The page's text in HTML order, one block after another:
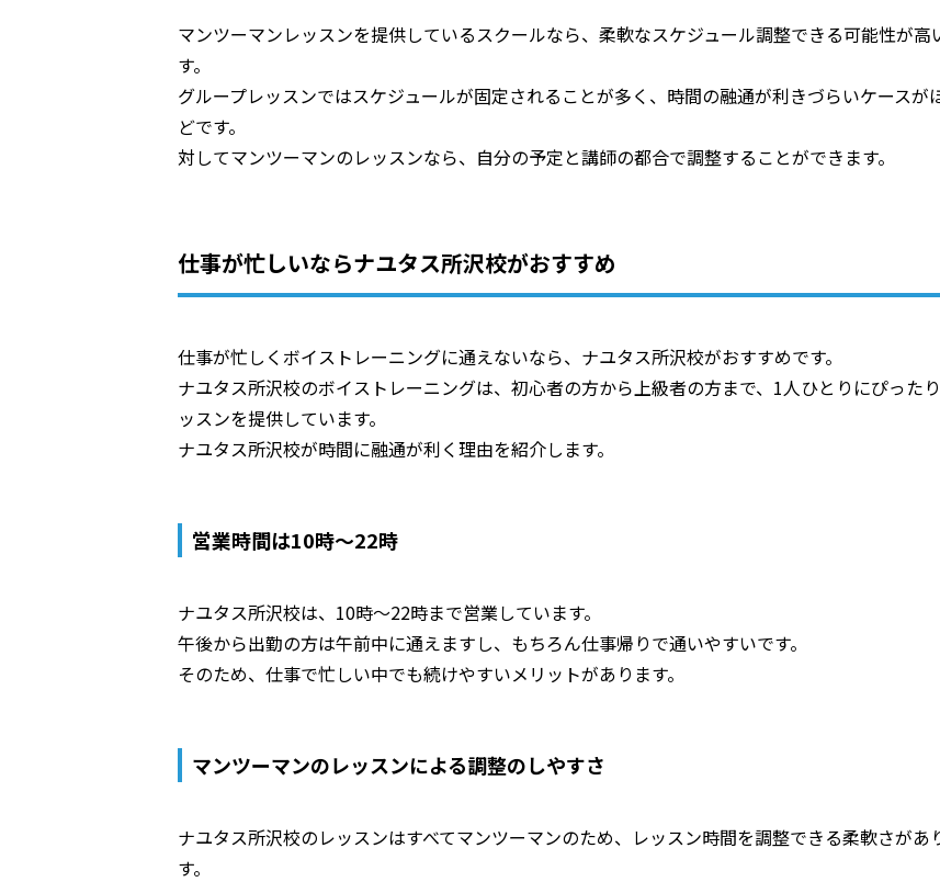
マンツーマンレッスンを提供しているスクールなら、柔軟なスケジュール調整できる可能性が高
す。
グループレッスンではスケジュールが固定されることが多く、時間の融通が利きづらいケースが
どです。
対してマンツーマンのレッスンなら、自分の予定と講師の都合で調整することができます。
仕事が忙しいならナユタス所沢校がおすすめ
仕事が忙しくボイストレーニングに通えないなら、ナユタス所沢校がおすすめです。
ナユタス所沢校のボイストレーニングは、初心者の方から上級者の方まで、1人ひとりにぴった
ッスンを提供しています。
ナユタス所沢校が時間に融通が利く理由を紹介します。
営業時間は10時～22時
ナユタス所沢校は、10時～22時まで営業しています。
午後から出勤の方は午前中に通えますし、もちろん仕事帰りで通いやすいです。
そのため、仕事で忙しい中でも続けやすいメリットがあります。
マンツーマンのレッスンによる調整のしやすさ
ナユタス所沢校のレッスンはすべてマンツーマンのため、レッスン時間を調整できる柔軟さがあ
す。